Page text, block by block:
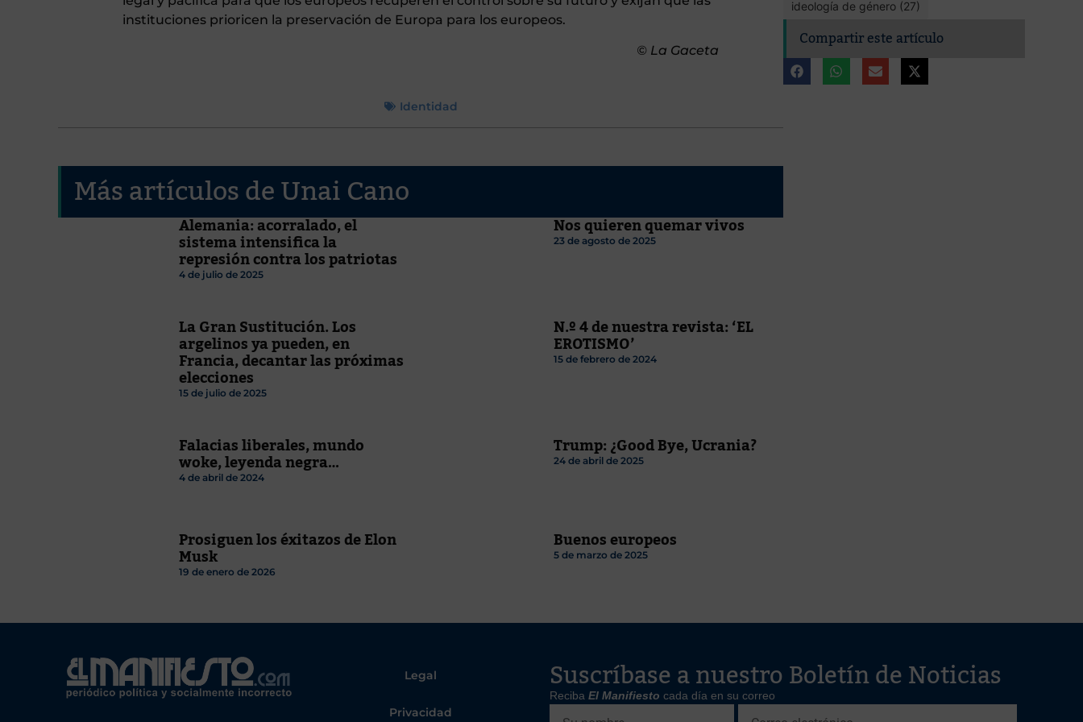
instituciones prioricen la preservación de Europa para los europeos.
© La Gaceta
Identidad
Más artículos de Unai Cano
Alemania: acorralado, el
sistema intensifica la
represión contra los patriotas
4 de julio de 2025
Nos quieren quemar vivos
23 de agosto de 2025
La Gran Sustitución. Los
argelinos ya pueden, en
Francia, decantar las próximas
elecciones
15 de julio de 2025
N.º 4 de nuestra revista: ‘EL
EROTISMO’
15 de febrero de 2024
Falacias liberales, mundo
woke, leyenda negra…
4 de abril de 2024
Trump: ¿Good Bye, Ucrania?
24 de abril de 2025
Prosiguen los éxitazos de Elon
Musk
19 de enero de 2026
Buenos europeos
5 de marzo de 2025
ideología de género (27)
Compartir este artículo
Legal
Privacidad
Suscríbase a nuestro Boletín de Noticias
Reciba El Manifiesto cada día en su correo